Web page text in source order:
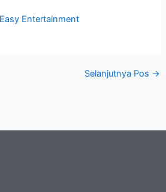
Easy Entertainment
Selanjutnya Pos →